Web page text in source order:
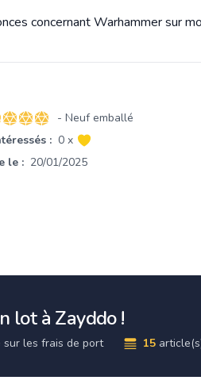
concernant Warhammer sur
étoiles
- Neuf emballé
: 0 x
le : 20/01/2025
lot à Zayddo !
sur les frais de port 15